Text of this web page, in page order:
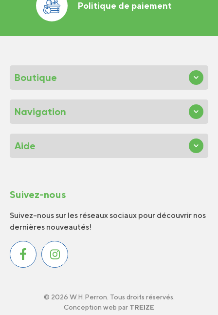
Politique de paiement
Boutique
Navigation
Aide
Suivez-nous
Suivez-nous sur les réseaux sociaux pour découvrir nos
dernières nouveautés!
© 2026 W.H.Perron. Tous droits réservés.
Conception web par TREIZE